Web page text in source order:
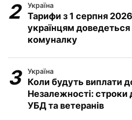
Україна
Тарифи з 1 серпня
українцям доведеться
комуналку
Україна
Коли будуть виплати
Незалежності: строки
УБД та ветеранів